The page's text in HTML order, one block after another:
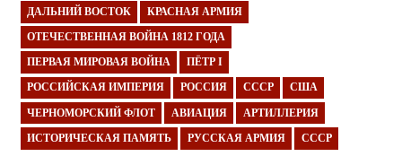
ДАЛЬНИЙ ВОСТОК КРАСНАЯ АРМИЯ
ОТЕЧЕСТВЕННАЯ ВОЙНА 1812 ГОДА
ПЕРВАЯ МИРОВАЯ ВОЙНА ПЁТР I
РОССИЙСКАЯ ИМПЕРИЯ РОССИЯ СССР США
ЧЕРНОМОРСКИЙ ФЛОТ АВИАЦИЯ АРТИЛЛЕРИЯ
ИСТОРИЧЕСКАЯ ПАМЯТЬ РУССКАЯ АРМИЯ СССР